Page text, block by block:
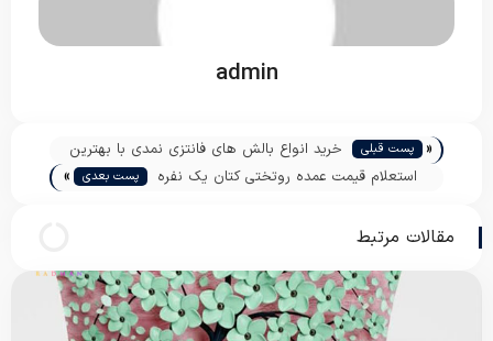
admin
« پست قبلی
خرید انواع بالش های فانتزی نمدی با بهترین
قیمت
استعلام قیمت عمده روتختی کتان یک نفره پست بعدی »
مقالات مرتبط